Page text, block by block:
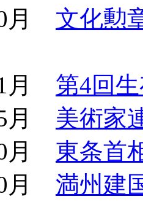
月 文化勲
月 第4回
月 美術家
月 東条首
月 満州建